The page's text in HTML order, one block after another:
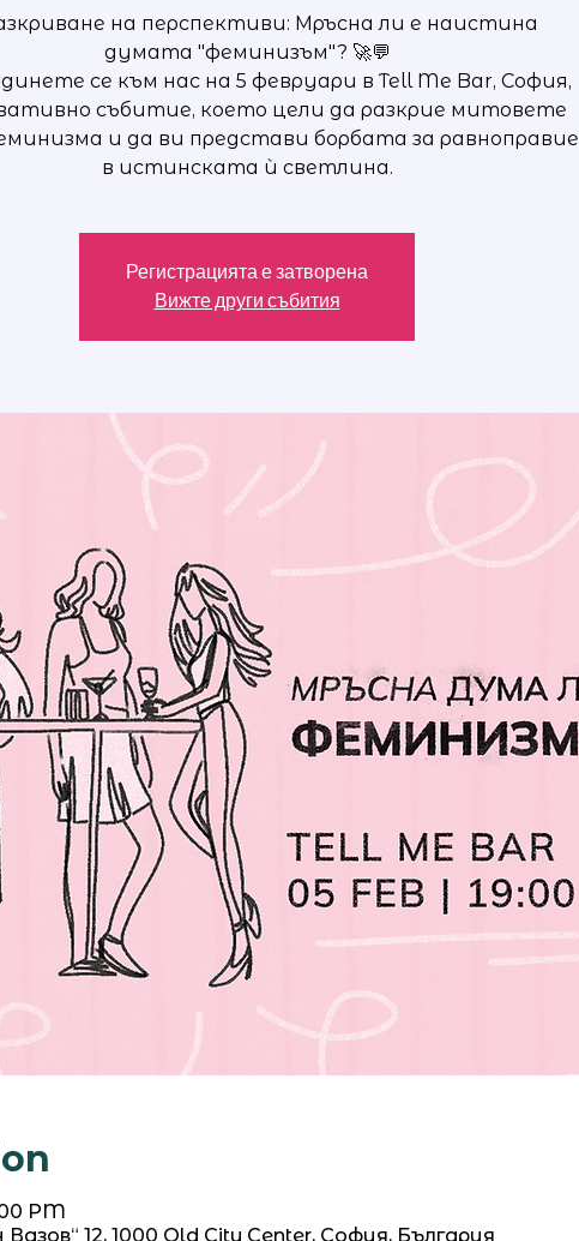
на перспективи: Мръсна ли е наистина
думата "феминизъм"? 🚀💬
се към нас на 5 февруари в Tell Me Bar, София,
събитие, което цели да разкрие митовете
и да ви представи борбата за равноправие
в истинската ѝ светлина.
Регистрацията е затворена
Вижте други събития
PM
12, 1000 Old City Center, София, България